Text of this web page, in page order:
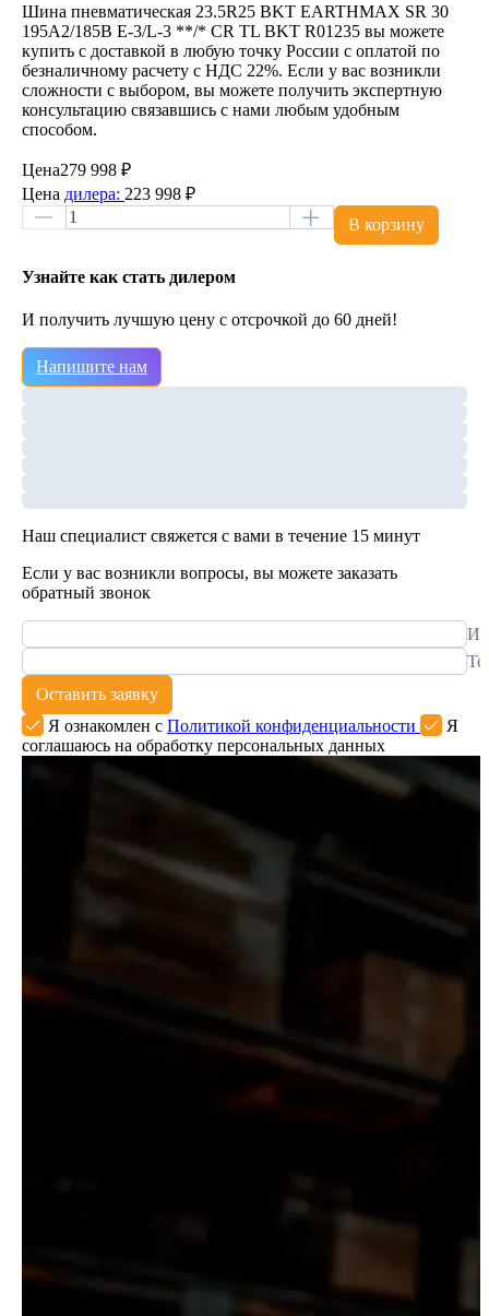
Шина пневматическая 23.5R25 BKT EARTHMAX SR 30
195A2/185B E-3/L-3 **/* CR TL BKT R01235 вы можете
купить с доставкой в любую точку России с оплатой по
безналичному расчету с НДС 22%. Если у вас возникли
сложности с выбором, вы можете получить экспертную
консультацию связавшись с нами любым удобным
способом.
Цена279 998 ₽
Цена дилера: 223 998 ₽
В корзину
Узнайте как стать дилером
И получить лучшую цену с отсрочкой до 60 дней!
Напишите нам
Наш специалист свяжется с вами в течение 15 минут
Если у вас возникли вопросы, вы можете заказать
обратный звонок
Оставить заявку
Я ознакомлен с Политикой конфиденциальности
Я
соглашаюсь на обработку персональных данных